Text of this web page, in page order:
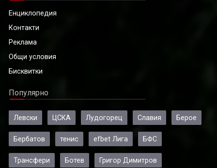
Енциклопедия
Контакти
Реклама
Общи условия
Бисквитки
Популярно
Левски ЦСКА Лудогорец Славия Берое
Бербатов тенис efbet Лига БФС
Трансфери Ботев Григор Димитров